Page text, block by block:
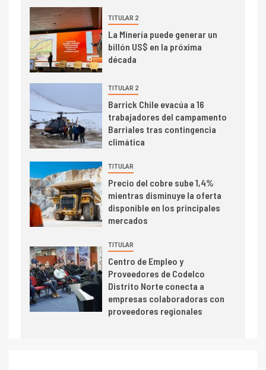
3
PIB minero impacta el
crecimiento regional: Banco
trimestre
I+D
Informe bimensual de
Cochilco: precio del cobre
alcanza máximos por escasez
5 I+D
Estudio revela cómo el precio
del cobre y educación superior
se relacionan en zonas
mineras
6 I+D
BHP proyecta producción de
cobre cercana a 2 millones de
toneladas tras récord en
Escondida
TITULAR 2
La Minería puede generar un
billón US$ en la próxima
década
TITULAR 2
Barrick Chile evacúa a 16
trabajadores del campamento
Barriales tras contingencia
climática
TITULAR
Precio del cobre sube 1,4%
mientras disminuye la oferta
disponible en los principales
mercados
TITULAR
Centro de Empleo y
Proveedores de Codelco
Distrito Norte conecta a
empresas colaboradoras con
proveedores regionales